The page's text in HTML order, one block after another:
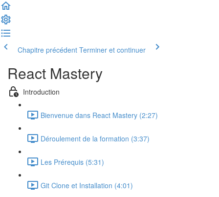
Chapitre précédent Terminer et continuer
React Mastery
Introduction
Bienvenue dans React Mastery (2:27)
Déroulement de la formation (3:37)
Les Prérequis (5:31)
Git Clone et Installation (4:01)